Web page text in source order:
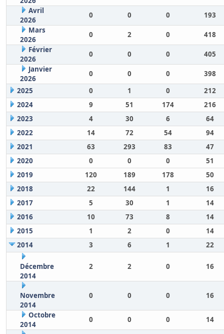
Avril
2026
0 0 0
193
Mars
2026
0 2 0
418
Février
2026
0 0 0
405
Janvier
2026
0 0 0
398
2025
0 1 0
212
2024
9 51 174
216
2023
4 30 6
64
2022
14 72 54
94
2021
63 293 83
47
2020
0 0 0
51
2019
120 189 178
50
2018
22 144 1
16
2017
5 30 1
14
2016
10 73 8
14
2015
1 2 0
14
2014
3 6 1 22
Décembre
2014
2 2 0 16
Novembre
2014
0 0 0 16
Octobre
2014
0 0 0 14